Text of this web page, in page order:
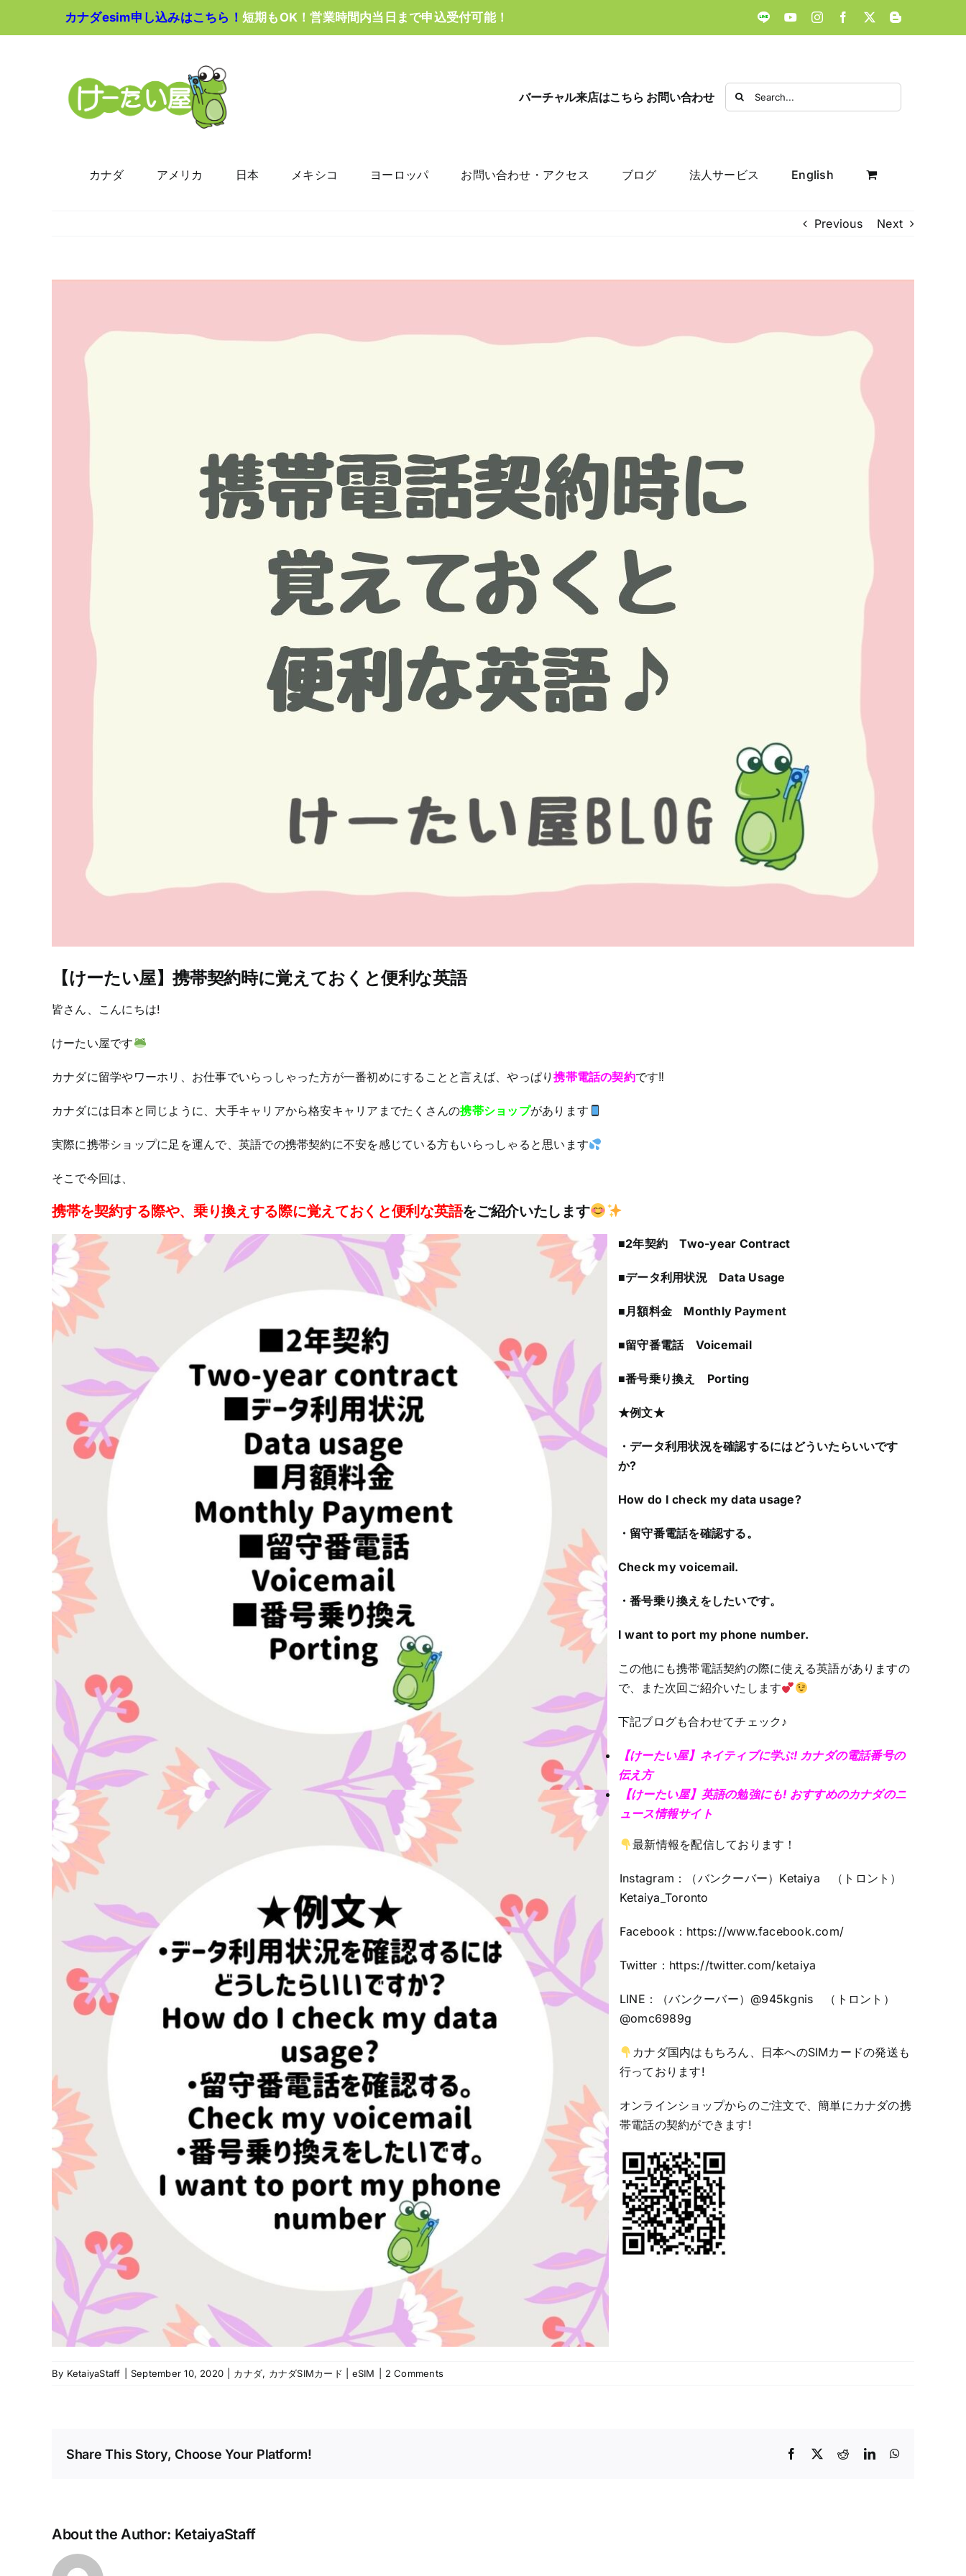
カナダesim申し込みはこちら！ 短期もOK！営業時間内当日まで申込受付可能！ LINE YouTubeInstagramFacebook
X Blogger
バーチャル来店はこちら お問い合わせ
Search
for:
カナダ アメリカ 日本 メキシコ ヨーロッパ お問い合わせ・アクセス ブログ 法人サービス English
Previous Next
【けーたい屋】携帯契約時に覚えておくと便利な英語
皆さん、こんにちは!
けーたい屋です
カナダに留学やワーホリ、お仕事でいらっしゃった方が一番初めにすることと言えば、やっぱり携帯電話の契約です‼
カナダには日本と同じように、大手キャリアから格安キャリアまでたくさんの携帯ショップがあります
実際に携帯ショップに足を運んで、英語での携帯契約に不安を感じている方もいらっしゃると思います
そこで今回は、
携帯を契約する際や、乗り換えする際に覚えておくと便利な英語をご紹介いたします
■2年契約 Two-year Contract
■データ利用状況 Data Usage
■月額料金 Monthly Payment
■留守番電話 Voicemail
■番号乗り換え Porting
★例文★
・データ利用状況を確認するにはどういたらいいです
か?
How do I check my data usage?
・留守番電話を確認する。
Check my voicemail.
・番号乗り換えをしたいです。
I want to port my phone number.
この他にも携帯電話契約の際に使える英語がありますの
で、また次回ご紹介いたします
下記ブログも合わせてチェック♪
【けーたい屋】ネイティブに学ぶ! カナダの電話番号の
伝え方
【けーたい屋】英語の勉強にも! おすすめのカナダのニ
ュース情報サイト
最新情報を配信しております！
Instagram：（バンクーバー）Ketaiya （トロント）
Ketaiya_Toronto
Facebook： https://www.facebook.com/
Twitter：https://twitter.com/ketaiya
LINE：（バンクーバー）@945kgnis （トロント）
@omc6989g
カナダ国内はもちろん、日本へのSIMカードの発送も
行っております!
オンラインショップからのご注文で、簡単にカナダの携
帯電話の契約ができます!
By KetaiyaStaff September 10, 2020 カナダ, カナダSIMカード | eSIM 2 Comments
Share This Story, Choose Your Platform! Facebook RedditLinkedIn
About the Author: KetaiyaStaff